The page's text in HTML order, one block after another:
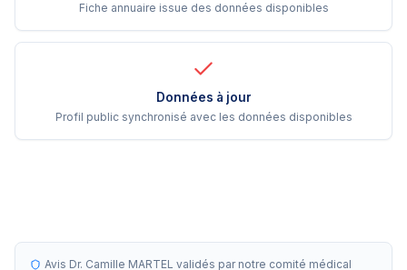
Fiche annuaire issue des données disponibles
Données à jour
Profil public synchronisé avec les données disponibles
Avis Dr. Camille MARTEL validés par notre comité médical